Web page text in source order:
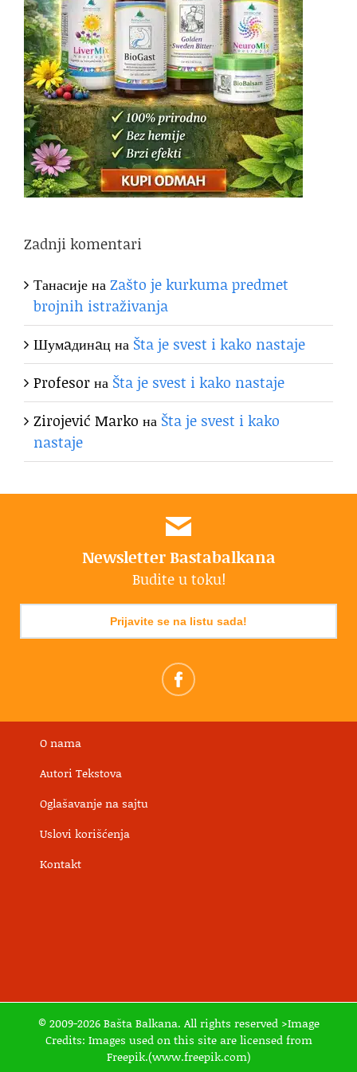
Zadnji komentari
ТанасијенаZašto je kurkuma predmet
brojnih istraživanja
Шумaдинaцна Šta je svest i kako nastaje
Profesorна Šta je svest i kako nastaje
Zirojević Marko на Šta je svest i kako
nastaje
Newsletter Bastabalkana
Budite u toku!
Prijavite se na listu sada!
O nama
Autori Tekstova
Oglašavanje na sajtu
Uslovi korišćenja
Kontakt
© 2009-2026 Bašta Balkana. All rights reserved >Image
Credits: Images used on this site are licensed from
Freepik.(www.freepik.com)